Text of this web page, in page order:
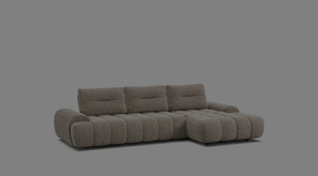
s’intègre pas à un intérieur, il l’inspire.